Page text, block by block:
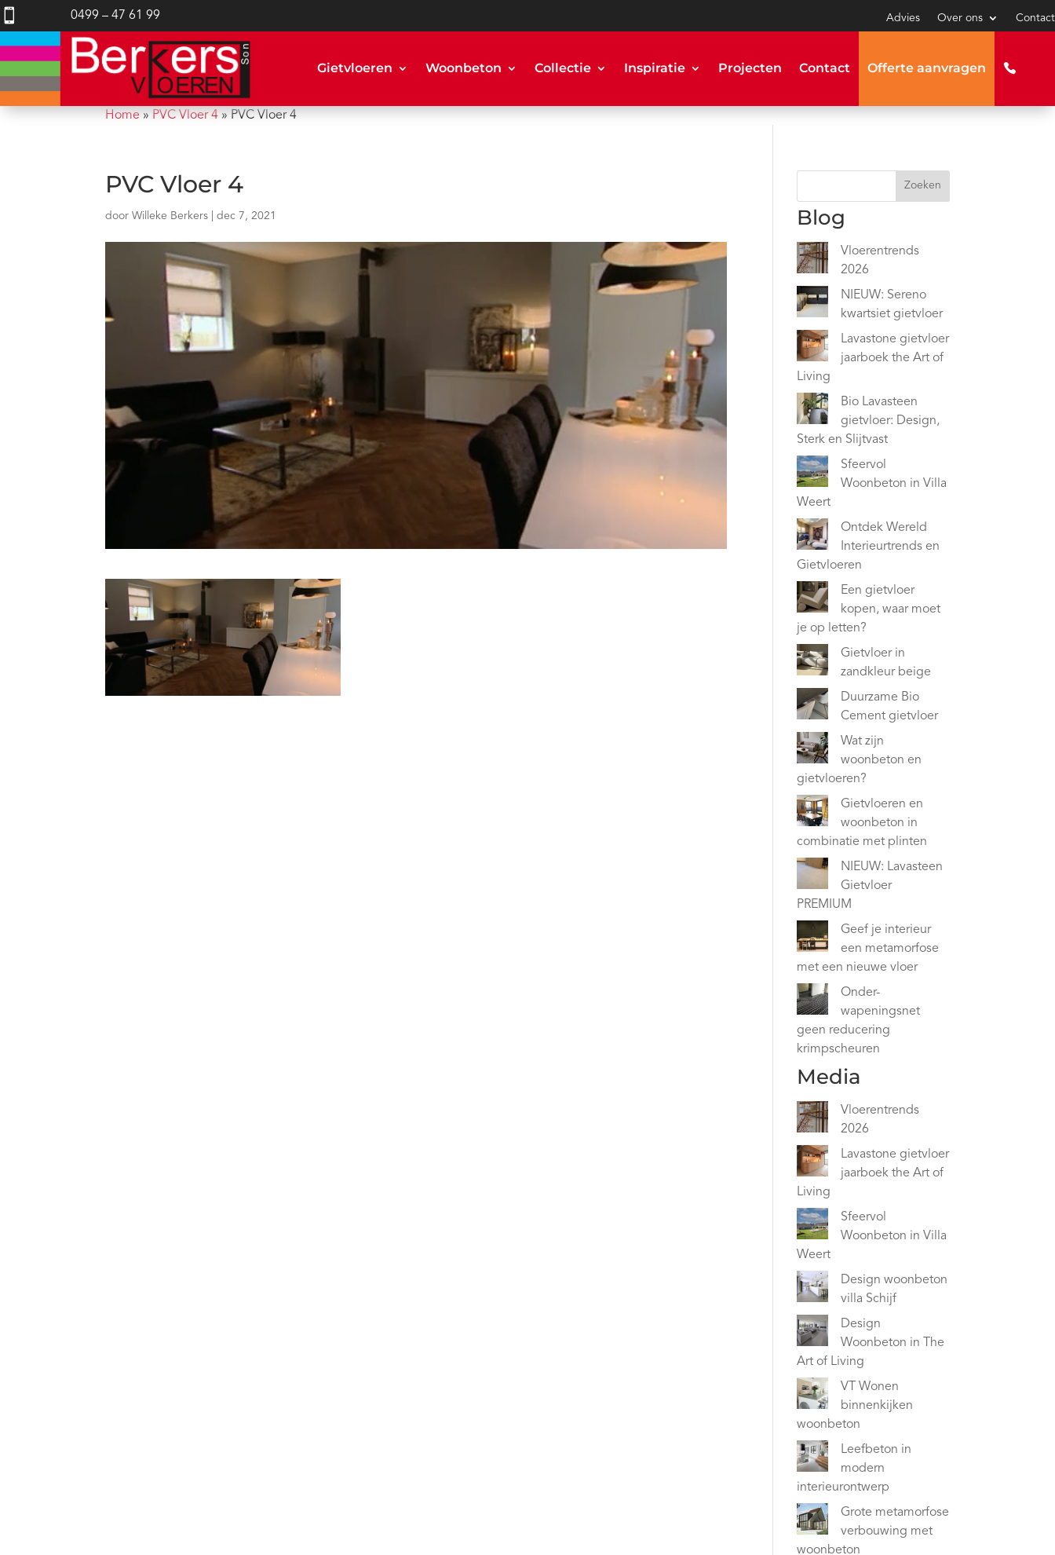
 0499 – 47 61 99 Advies Over ons Contact
Gietvloeren Woonbeton Collectie Inspiratie Projecten Contact Offerte aanvragen
Home » PVC Vloer 4 » PVC Vloer 4
PVC Vloer 4
doorWilleke Berkers |dec 7, 2021
Zoeken
Blog
Vloerentrends
2026
NIEUW: Sereno
kwartsiet gietvloer
Lavastone gietvloer
jaarboek the Art of
Living
Bio Lavasteen
gietvloer: Design,
Sterk en Slijtvast
Sfeervol
Woonbeton in Villa
Weert
Ontdek Wereld
Interieurtrends en
Gietvloeren
Een gietvloer
kopen, waar moet
je op letten?
Gietvloer in
zandkleur beige
Duurzame Bio
Cement gietvloer
Wat zijn
woonbeton en
gietvloeren?
Gietvloeren en
woonbeton in
combinatie met plinten
NIEUW: Lavasteen
Gietvloer
PREMIUM
Geef je interieur
een metamorfose
met een nieuwe vloer
Onder-
wapeningsnet
geen reducering
krimpscheuren
Media
Vloerentrends
2026
Lavastone gietvloer
jaarboek the Art of
Living
Sfeervol
Woonbeton in Villa
Weert
Design woonbeton
villa Schijf
Design
Woonbeton in The
Art of Living
VT Wonen
binnenkijken
woonbeton
Leefbeton in
modern
interieurontwerp
Grote metamorfose
verbouwing met
woonbeton